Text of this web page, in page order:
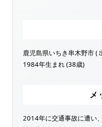
鹿児島県いちき串木野市 (
1984年生まれ (38歳)
メ
2014年に交通事故に遭い